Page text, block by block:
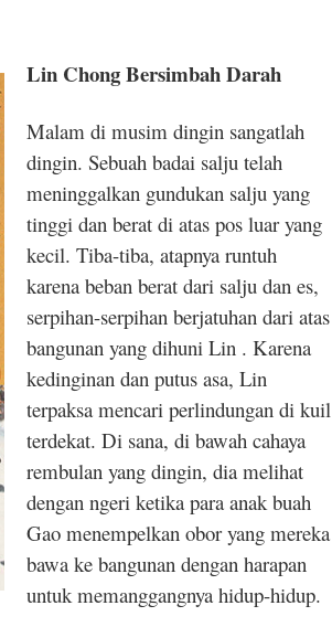
Lin Chong Bersimbah Darah
Malam di musim dingin sangatlah
dingin. Sebuah badai salju telah
meninggalkan gundukan salju yang
tinggi dan berat di atas pos luar yang
kecil. Tiba-tiba, atapnya runtuh
karena beban berat dari salju dan es,
serpihan-serpihan berjatuhan dari atas
bangunan yang dihuni Lin . Karena
kedinginan dan putus asa, Lin
terpaksa mencari perlindungan di kuil
terdekat. Di sana, di bawah cahaya
rembulan yang dingin, dia melihat
dengan ngeri ketika para anak buah
Gao menempelkan obor yang mereka
bawa ke bangunan dengan harapan
untuk memanggangnya hidup-hidup.